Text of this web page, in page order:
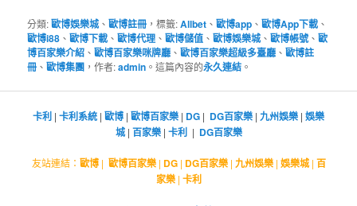
分類:歐博娛樂城 、歐博註冊 ，標籤:Allbet 、歐博app 、歐博App下載 、
歐博i88 、歐博下載 、歐博代理 、歐博儲值 、歐博娛樂城 、歐博帳號 、歐
博百家樂介紹 、歐博百家樂咪牌廳 、歐博百家樂超級多臺廳 、歐博註
冊 、歐博集團 ，作者:admin 。這篇內容的永久連結 。
卡利 | 卡利系統 | 歐博 | 歐博百家樂 | DG | DG百家樂 | 九州娛樂 | 娛樂
城| 百家樂| 卡利| DG百家樂
友站連結： 歐博| 歐博百家樂| DG| DG百家樂| 九州娛樂| 娛樂城| 百
家樂| 卡利